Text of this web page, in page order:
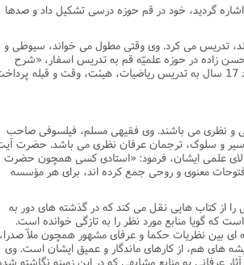
گردید، خود در قم حوزه درسى تشکیل داد و صدها
تدریس مى کرد. وى وقتى مطول مى خواند، سیوطى و
کرد. آیت الله حسن زاده در حوزه علمیّه قم به تدریس اسفار، «شرح
فصوص» قیصرى و شرح تمهید القواعد و مصباح الانس پرداخت و حدود 17 سال به تدریس ریاضیات، هیئت، وقت و قبله
و نظرى مى باشند. وى فقیهى مسلم، فیلسوفى صاحب
سیر و سلوک، ترجمان عرفان نظرى مى باشد. حضرت
علمى ایشان، فرمود: «استادى کسى همچون حضرت
معنوى و روحى جمع کرده اند، براى هر مؤسسه
از کتاب هایى نقل مى کند که در گذشته هاى دور به
که گویا منابع مورد نظر را به تازگى خوانده است.
بین نظریات حکما و عرفاى مشهور همچون ملاّ صدرا،
هاى هم، از کارهاى ماندگار و عمیق ایشان است. وى
عرفانى به منابع مشابهى که در این زمینه نگاشته